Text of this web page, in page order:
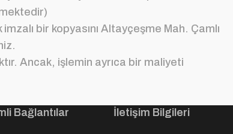
bir kopyasını Altayçeşme Mah. Çamlı
Ancak, işlemin ayrıca bir maliyeti
Bağlantılar İletişim Bilgileri